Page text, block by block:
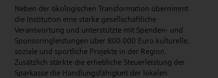
Neben der ökologischen Transformation übernimmt
die Institution eine starke gesellschaftliche
Verantwortung und unterstützte mit Spenden- und
Sponsoringleistungen über 800.000 Euro kulturelle,
soziale und sportliche Projekte in der Region.
Zusätzlich stärkte die erhebliche Steuerleistung der
Sparkasse die Handlungsfähigkeit der lokalen